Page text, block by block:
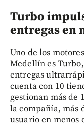
Turbo
entregas en
Uno de los
Medellín es
entregas
cuenta con 10
gestionan más de
la compañía, más
usuario en menos